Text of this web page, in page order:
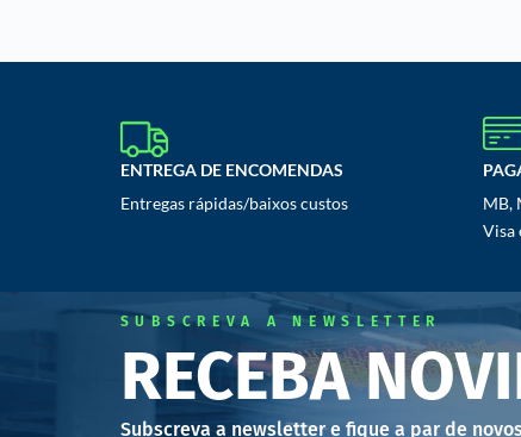
ENTREGA DE ENCOMENDAS
Entregas rápidas/baixos custos
MB,
Visa
SUBSCREVA A NEWSLETTER
RECEBA
Subscreva a newsletter e fique a par de